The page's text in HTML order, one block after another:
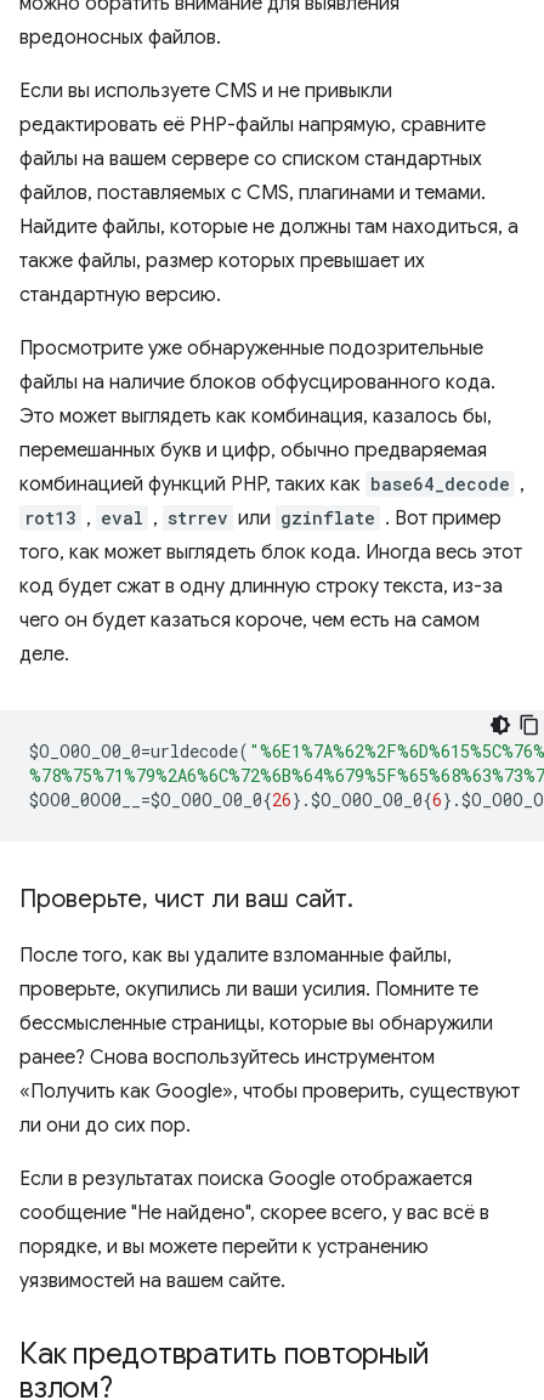
вредоносных файлов.
Если вы используете CMS и не привыкли
редактировать её PHP-файлы напрямую, сравните
файлы на вашем сервере со списком стандартных
файлов, поставляемых с CMS, плагинами и темами.
Найдите файлы, которые не должны там находиться, а
также файлы, размер которых превышает их
стандартную версию.
Просмотрите уже обнаруженные подозрительные
файлы на наличие блоков обфусцированного кода.
Это может выглядеть как комбинация, казалось бы,
перемешанных букв и цифр, обычно предваряемая
комбинацией функций PHP, таких как base64_decode ,
rot13 , eval , strrev или gzinflate . Вот пример
того, как может выглядеть блок кода. Иногда весь этот
код будет сжат в одну длинную строку текста, из-за
чего он будет казаться короче, чем есть на самом
деле.
$O_O0O_O0_0=urldecode(
$OO0_0OO0__ =$O_O0O_O0_0{26}.$O_O0O_O0_0{6}.$
Проверьте, чист ли ваш сайт.
После того, как вы удалите взломанные файлы,
проверьте, окупились ли ваши усилия. Помните те
бессмысленные страницы, которые вы обнаружили
ранее? Снова воспользуйтесь инструментом
«Получить как Google», чтобы проверить, существуют
ли они до сих пор.
Если в результатах поиска Google отображается
сообщение "Не найдено", скорее всего, у вас всё в
порядке, и вы можете перейти к устранению
уязвимостей на вашем сайте.
Как предотвратить повторный
взлом?